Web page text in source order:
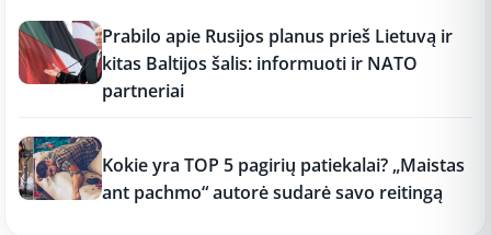
Prabilo apie Rusijos planus prieš Lietuvą ir
kitas Baltijos šalis: informuoti ir NATO
partneriai
Kokie yra TOP 5 pagirių patiekalai? „Maistas
ant pachmo“ autorė sudarė savo reitingą